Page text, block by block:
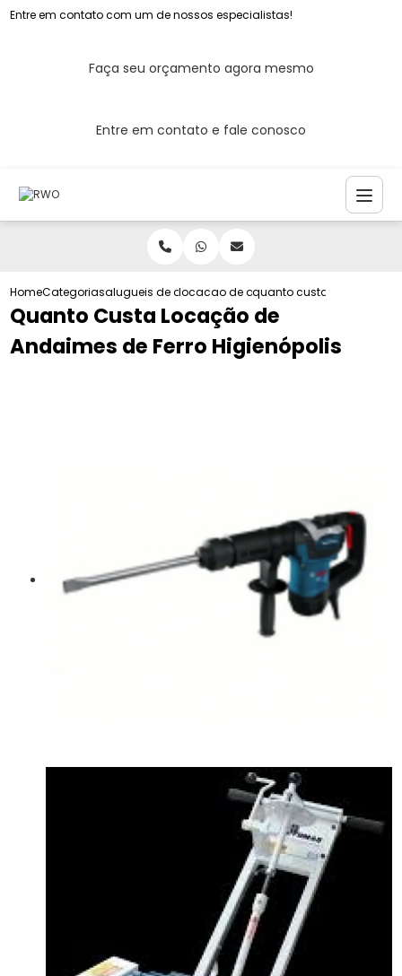
Entre em contato com um de nossos especialistas!
Faça seu orçamento agora mesmo
Entre em contato e fale conosco
HomeCategoriasalugueis de andaimeslocacao de andaime de quadro
quanto custa locacao de
Quanto Custa Locação de
Andaimes de Ferro Higienópolis